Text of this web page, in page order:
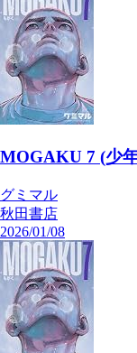
MOGAKU 7 (少
グミマル
秋田書店
2026/01/08